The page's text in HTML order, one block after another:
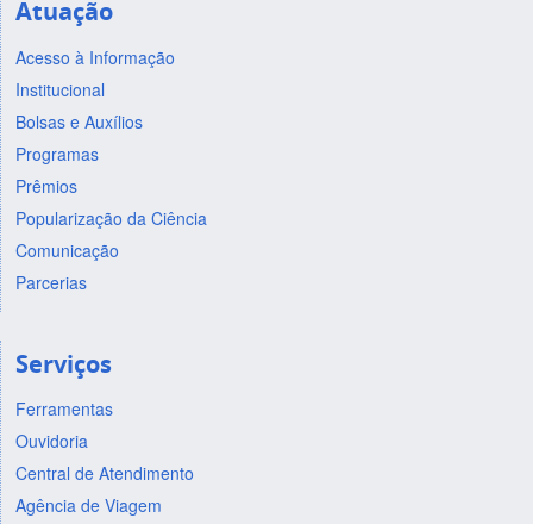
Atuação
Acesso à Informação
Institucional
Bolsas e Auxílios
Programas
Prêmios
Popularização da Ciência
Comunicação
Parcerias
Serviços
Ferramentas
Ouvidoria
Central de Atendimento
Agência de Viagem